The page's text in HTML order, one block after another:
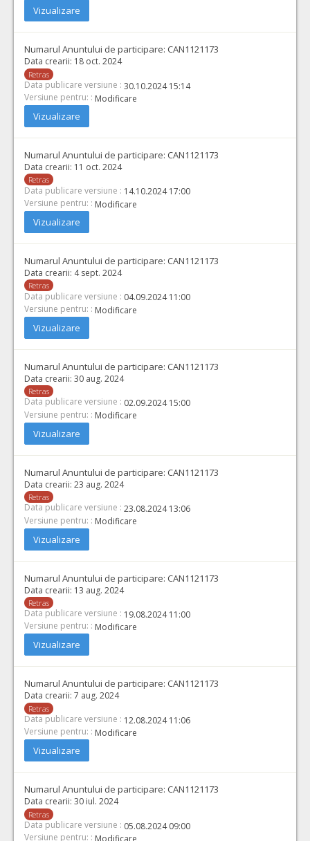
Vizualizare
Numarul Anuntului de participare: CAN1121173
Data crearii: 18 oct. 2024
Retras
Data publicare versiune : 30.10.2024 15:14
Versiune pentru: : Modificare
Vizualizare
Numarul Anuntului de participare: CAN1121173
Data crearii: 11 oct. 2024
Retras
Data publicare versiune : 14.10.2024 17:00
Versiune pentru: : Modificare
Vizualizare
Numarul Anuntului de participare: CAN1121173
Data crearii: 4 sept. 2024
Retras
Data publicare versiune : 04.09.2024 11:00
Versiune pentru: : Modificare
Vizualizare
Numarul Anuntului de participare: CAN1121173
Data crearii: 30 aug. 2024
Retras
Data publicare versiune : 02.09.2024 15:00
Versiune pentru: : Modificare
Vizualizare
Numarul Anuntului de participare: CAN1121173
Data crearii: 23 aug. 2024
Retras
Data publicare versiune : 23.08.2024 13:06
Versiune pentru: : Modificare
Vizualizare
Numarul Anuntului de participare: CAN1121173
Data crearii: 13 aug. 2024
Retras
Data publicare versiune : 19.08.2024 11:00
Versiune pentru: : Modificare
Vizualizare
Numarul Anuntului de participare: CAN1121173
Data crearii: 7 aug. 2024
Retras
Data publicare versiune : 12.08.2024 11:06
Versiune pentru: : Modificare
Vizualizare
Numarul Anuntului de participare: CAN1121173
Data crearii: 30 iul. 2024
Retras
Data publicare versiune : 05.08.2024 09:00
Versiune pentru: : Modificare